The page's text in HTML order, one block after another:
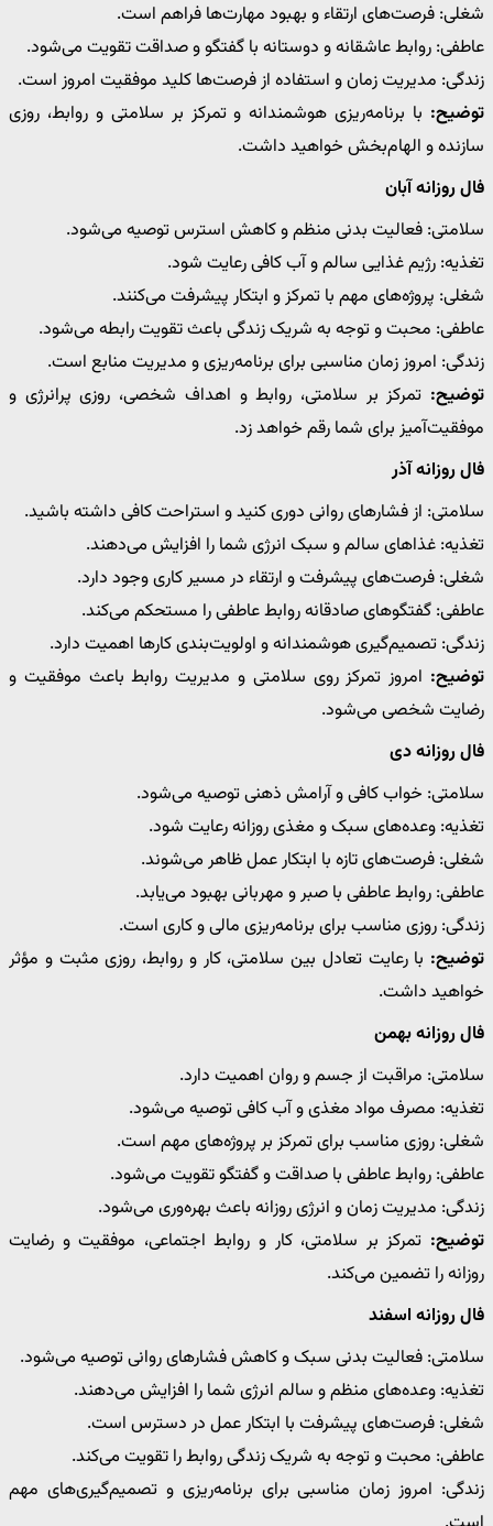
شغلی: فرصت‌های ارتقاء و بهبود مهارت‌ها فراهم است.
عاطفی: روابط عاشقانه و دوستانه با گفتگو و صداقت تقویت می‌شود.
زندگی: مدیریت زمان و استفاده از فرصت‌ها کلید موفقیت امروز است.
توضیح: با برنامه‌ریزی هوشمندانه و تمرکز بر سلامتی و روابط، روزی
سازنده و الهام‌بخش خواهید داشت.
فال روزانه آبان
سلامتی: فعالیت بدنی منظم و کاهش استرس توصیه می‌شود.
تغذیه: رژیم غذایی سالم و آب کافی رعایت شود.
شغلی: پروژه‌های مهم با تمرکز و ابتکار پیشرفت می‌کنند.
عاطفی: محبت و توجه به شریک زندگی باعث تقویت رابطه می‌شود.
زندگی: امروز زمان مناسبی برای برنامه‌ریزی و مدیریت منابع است.
توضیح: تمرکز بر سلامتی، روابط و اهداف شخصی، روزی پرانرژی و
موفقیت‌آمیز برای شما رقم خواهد زد.
فال روزانه آذر
سلامتی: از فشارهای روانی دوری کنید و استراحت کافی داشته باشید.
تغذیه: غذاهای سالم و سبک انرژی شما را افزایش می‌دهند.
شغلی: فرصت‌های پیشرفت و ارتقاء در مسیر کاری وجود دارد.
عاطفی: گفتگوهای صادقانه روابط عاطفی را مستحکم می‌کند.
زندگی: تصمیم‌گیری هوشمندانه و اولویت‌بندی کارها اهمیت دارد.
توضیح: امروز تمرکز روی سلامتی و مدیریت روابط باعث موفقیت و
رضایت شخصی می‌شود.
فال روزانه دی
سلامتی: خواب کافی و آرامش ذهنی توصیه می‌شود.
تغذیه: وعده‌های سبک و مغذی روزانه رعایت شود.
شغلی: فرصت‌های تازه با ابتکار عمل ظاهر می‌شوند.
عاطفی: روابط عاطفی با صبر و مهربانی بهبود می‌یابد.
زندگی: روزی مناسب برای برنامه‌ریزی مالی و کاری است.
توضیح: با رعایت تعادل بین سلامتی، کار و روابط، روزی مثبت و مؤثر
خواهید داشت.
فال روزانه بهمن
سلامتی: مراقبت از جسم و روان اهمیت دارد.
تغذیه: مصرف مواد مغذی و آب کافی توصیه می‌شود.
شغلی: روزی مناسب برای تمرکز بر پروژه‌های مهم است.
عاطفی: روابط عاطفی با صداقت و گفتگو تقویت می‌شود.
زندگی: مدیریت زمان و انرژی روزانه باعث بهره‌وری می‌شود.
توضیح: تمرکز بر سلامتی، کار و روابط اجتماعی، موفقیت و رضایت
روزانه را تضمین می‌کند.
فال روزانه اسفند
سلامتی: فعالیت بدنی سبک و کاهش فشارهای روانی توصیه می‌شود.
تغذیه: وعده‌های منظم و سالم انرژی شما را افزایش می‌دهند.
شغلی: فرصت‌های پیشرفت با ابتکار عمل در دسترس است.
عاطفی: محبت و توجه به شریک زندگی روابط را تقویت می‌کند.
زندگی: امروز زمان مناسبی برای برنامه‌ریزی و تصمیم‌گیری‌های مهم